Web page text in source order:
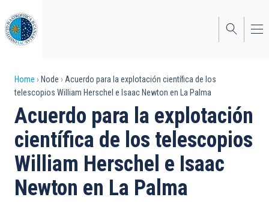
to
main
content
Breadcrumb
Home Node
Acuerdo para la explotación científica de los
telescopios William Herschel e Isaac Newton en La Palma
Acuerdo para la explotación
científica de los telescopios
William Herschel e Isaac
Newton en La Palma